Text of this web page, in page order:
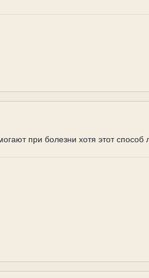
при болезни хотя этот